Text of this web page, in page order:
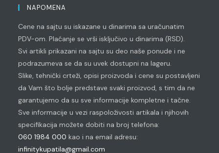
in
application
NAPOMENA
Cene na sajtu su iskazane u dinarima sa uračunatim
PDV-om. Plaćanje se vrši isključivo u dinarima (RSD).
Svi artikli prikazani na sajtu su deo naše ponude i ne
podrazumeva se da su uvek dostupni na lageru.
Slike, tehnički crteži, opisi proizvoda i cene su postavljeni
da Vam što bolje predstave svaki proizvod, s tim da ne
garantujemo da su sve informacije kompletne i tačne.
Sve informacije u vezi raspoloživosti artikala i njihovih
specifikacija možete dobiti na broj telefona:
060 1984 000 kao i na email adresu:
infinitykupatila@gmail.com